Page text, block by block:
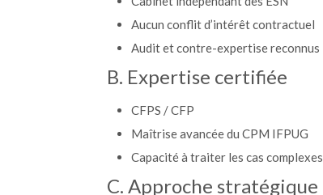
Aucun conflit d’intérêt contractuel
Audit et contre-expertise reconnus
B. Expertise certifiée
CFPS / CFP
Maîtrise avancée du CPM IFPUG
Capacité à traiter les cas complexes
C. Approche stratégique